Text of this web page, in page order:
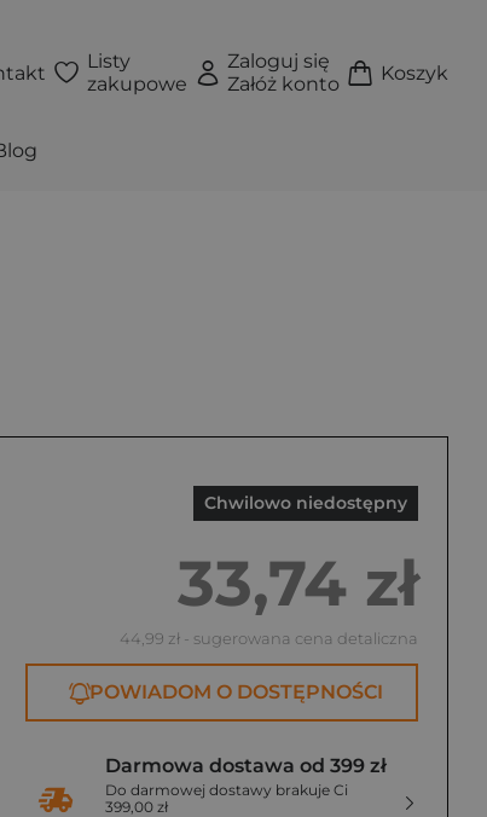
Listy
zakupowe
Zaloguj się
Załóż konto
Koszyk
Chwilowo niedostępny
33,74 zł
44,99 zł - sugerowana cena detaliczna
POWIADOM O DOSTĘPNOŚCI
Darmowa dostawa od 399 zł
Do darmowej dostawy brakuje Ci
399,00 zł